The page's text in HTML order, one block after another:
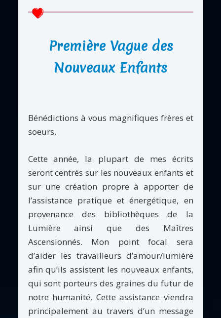
Première Vague des
Nouveaux Enfants
Bénédictions à vous magnifiques frères et
soeurs,
Cette année, la plupart de mes écrits
seront centrés sur les nouveaux enfants et
sur une création propre à apporter de
l’assistance pratique et énergétique, en
provenance des bibliothèques de la
Lumière ainsi que des Maîtres
Ascensionnés. Mon point focal sera
d’aider les travailleurs d’amour/lumière
afin qu’ils assistent les nouveaux enfants,
qui sont porteurs des graines du futur de
notre humanité. Cette assistance viendra
principalement au travers d’un message